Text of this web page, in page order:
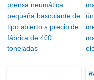
prensa neumática
pequeña basculante de
tipo abierto a precio de
fábrica de 400
toneladas